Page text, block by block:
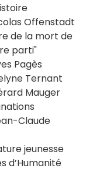
Offenstadt
de la mort de
parti"
Pagès
Ternant
Mauger
Claude
jeunesse
d’Humanité